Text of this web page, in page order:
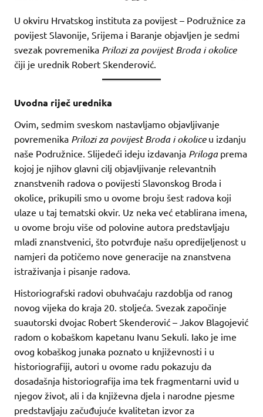
U okviru Hrvatskog instituta za povijest – Podružnice za
povijest Slavonije, Srijema i Baranje objavljen je sedmi
svezak povremenika Prilozi za povijest Broda i okolice
čiji je urednik Robert Skenderović.
Uvodna riječ urednika
Ovim, sedmim sveskom nastavljamo objavljivanje
povremenika Prilozi za povijest Broda i okoliceu izdanju
naše Podružnice. Slijedeći ideju izdavanja Prilogaprema
kojoj je njihov glavni cilj objavljivanje relevantnih
znanstvenih radova o povijesti Slavonskog Broda i
okolice, prikupili smo u ovome broju šest radova koji
ulaze u taj tematski okvir. Uz neka već etablirana imena,
u ovome broju više od polovine autora predstavljaju
mladi znanstvenici, što potvrđuje našu opredijeljenost u
namjeri da potičemo nove generacije na znanstvena
istraživanja i pisanje radova.
Historiografski radovi obuhvaćaju razdoblja od ranog
novog vijeka do kraja 20. stoljeća. Svezak započinje
suautorski dvojac Robert Skenderović – Jakov Blagojević
radom o kobaškom kapetanu Ivanu Sekuli. Iako je ime
ovog kobaškog junaka poznato u književnosti i u
historiografiji, autori u ovome radu pokazuju da
dosadašnja historiografija ima tek fragmentarni uvid u
njegov život, ali i da književna djela i narodne pjesme
predstavljaju začuđujuće kvalitetan izvor za